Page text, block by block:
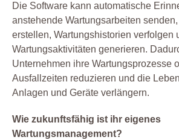
Die Software kann automatische
anstehende Wartungsarbeiten
erstellen, Wartungshistorien verfolgen
Wartungsaktivitäten generieren.
Unternehmen ihre Wartungsprozesse
Ausfallzeiten reduzieren und die
Anlagen und Geräte verlängern.
Wie zukunftsfähig ist ihr eigenes
Wartungsmanagement?